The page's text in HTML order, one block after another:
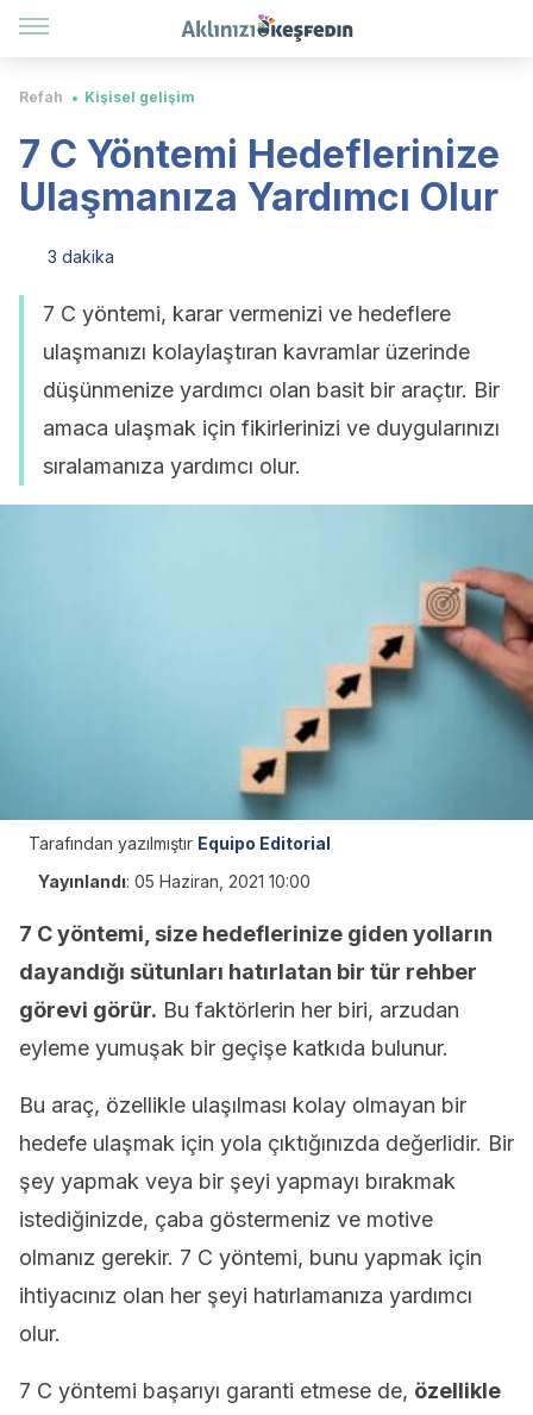
Refah Kişisel gelişim
7 C Yöntemi Hedeflerinize
Ulaşmanıza Yardımcı Olur
3 dakika
7 C yöntemi, karar vermenizi ve hedeflere
ulaşmanızı kolaylaştıran kavramlar üzerinde
düşünmenize yardımcı olan basit bir araçtır. Bir
amaca ulaşmak için fikirlerinizi ve duygularınızı
sıralamanıza yardımcı olur.
Tarafından yazılmıştır Equipo Editorial
Yayınlandı: 05 Haziran, 2021 10:00
7 C yöntemi, size hedeflerinize giden yolların
dayandığı sütunları hatırlatan bir tür rehber
görevi görür. Bu faktörlerin her biri, arzudan
eyleme yumuşak bir geçişe katkıda bulunur.
Bu araç, özellikle ulaşılması kolay olmayan bir
hedefe ulaşmak için yola çıktığınızda değerlidir. Bir
şey yapmak veya bir şeyi yapmayı bırakmak
istediğinizde, çaba göstermeniz ve motive
olmanız gerekir. 7 C yöntemi, bunu yapmak için
ihtiyacınız olan her şeyi hatırlamanıza yardımcı
olur.
7 C yöntemi başarıyı garanti etmese de, özellikle